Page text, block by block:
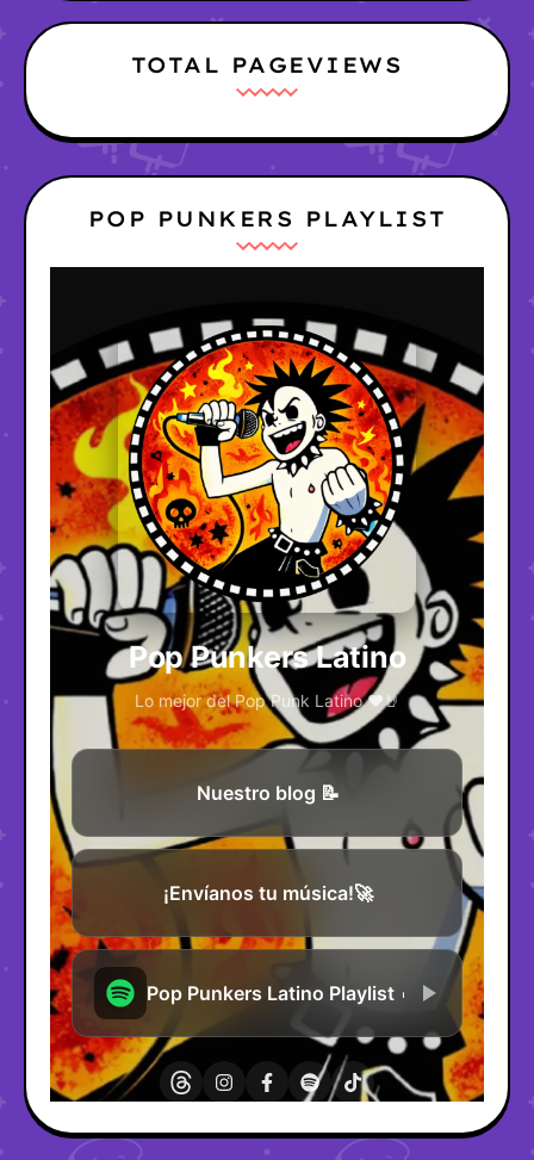
TOTAL PAGEVIEWS
POP PUNKERS PLAYLIST